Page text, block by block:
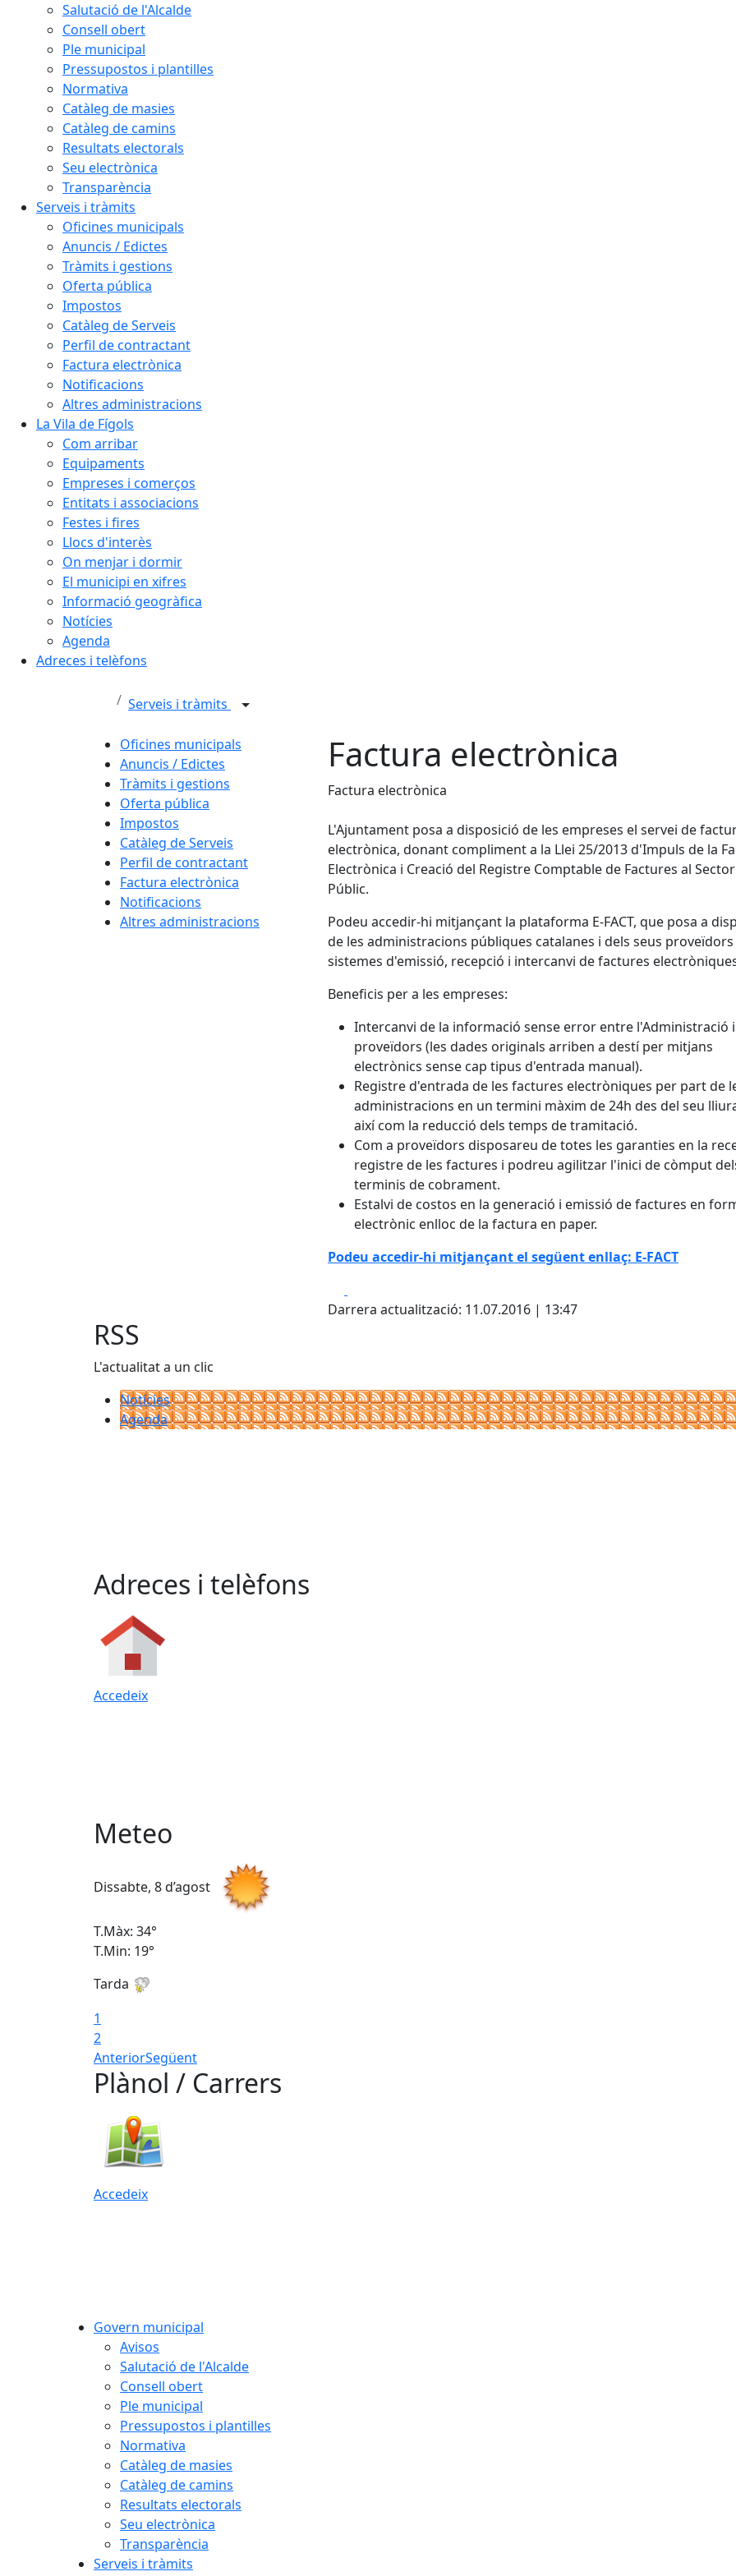
Salutació de l'Alcalde
Consell obert
Ple municipal
Pressupostos i plantilles
Normativa
Catàleg de masies
Catàleg de camins
Resultats electorals
Seu electrònica
Transparència
Serveis i tràmits
Oficines municipals
Anuncis / Edictes
Tràmits i gestions
Oferta pública
Impostos
Catàleg de Serveis
Perfil de contractant
Factura electrònica
Notificacions
Altres administracions
La Vila de Fígols
Com arribar
Equipaments
Empreses i comerços
Entitats i associacions
Festes i fires
Llocs d'interès
On menjar i dormir
El municipi en xifres
Informació geogràfica
Notícies
Agenda
Adreces i telèfons
Serveis i tràmits
Oficines municipals
Anuncis / Edictes
Tràmits i gestions
Oferta pública
Impostos
Catàleg de Serveis
Perfil de contractant
Factura electrònica
Notificacions
Altres administracions
Factura electrònica
Factura electrònica
L'Ajuntament posa a disposició de les empreses el servei de
electrònica, donant compliment a la Llei 25/2013 d'Impuls de la
Electrònica i Creació del Registre Comptable de Factures al Sector
Públic.
Podeu accedir-hi mitjançant la plataforma E-FACT, que posa a
de les administracions públiques catalanes i dels seus proveïdors
sistemes d'emissió, recepció i intercanvi de factures
Beneficis per a les empreses:
Intercanvi de la informació sense error entre l'Administració i
proveïdors (les dades originals arriben a destí per mitjans
electrònics sense cap tipus d'entrada manual).
Registre d'entrada de les factures electròniques per part de
administracions en un termini màxim de 24h des del seu
així com la reducció dels temps de tramitació.
Com a proveïdors disposareu de totes les garanties en la
registre de les factures i podreu agilitzar l'inici de còmput
terminis de cobrament.
Estalvi de costos en la generació i emissió de factures en
electrònic enlloc de la factura en paper.
Podeu accedir-hi mitjançant el següent enllaç: E-FACT
Darrera actualització: 11.07.2016 | 13:47
RSS
L'actualitat a un clic
Notícies
Agenda
Adreces i telèfons
Accedeix
Meteo
Dissabte, 8 d’agost
T.Màx: 34°
T.Min: 19°
Tarda
1
2
AnteriorSegüent
Plànol / Carrers
Accedeix
Govern municipal
Avisos
Salutació de l'Alcalde
Consell obert
Ple municipal
Pressupostos i plantilles
Normativa
Catàleg de masies
Catàleg de camins
Resultats electorals
Seu electrònica
Transparència
Serveis i tràmits